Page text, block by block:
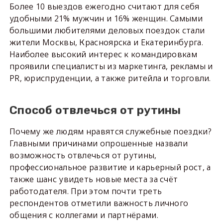
Более 10 выездов ежегодно считают для себя
удобными 21% мужчин и 16% женщин. Самыми
большими любителями деловых поездок стали
жители Москвы, Красноярска и Екатеринбурга.
Наиболее высокий интерес к командировкам
проявили специалисты из маркетинга, рекламы и
PR, юриспруденции, а также ритейла и торговли.
Способ отвлечься от рутины
Почему же людям нравятся служебные поездки?
Главными причинами опрошенные назвали
возможность отвлечься от рутины,
профессиональное развитие и карьерный рост, а
также шанс увидеть новые места за счёт
работодателя. При этом почти треть
респондентов отметили важность личного
общения с коллегами и партнёрами.